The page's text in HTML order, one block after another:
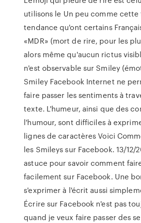
utilisons le Un peu comme cette
tendance qu'ont certains
«MDR» (mort de rire, pour les
alors même qu'aucun rictus
n'est observable sur Smiley
Smiley Facebook Internet ne
faire passer les sentiments à
texte. L'humeur, ainsi que des
l'humour, sont difficiles à
lignes de caractères Voici
les Smileys sur Facebook. 13/12/
astuce pour savoir comment
facilement sur Facebook. Une
s'exprimer à l'écrit aussi
Écrire sur Facebook n'est pas
quand je veux faire passer des